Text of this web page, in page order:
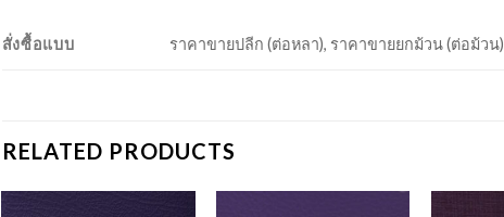
สั่งซื้อแบบ ราคาขายปลีก (ต่อหลา), ราคาขายยกม้วน (ต่อม้วน)
RELATED PRODUCTS